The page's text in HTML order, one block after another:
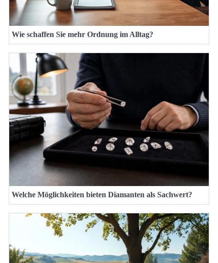
Wie schaffen Sie mehr Ordnung im Alltag?
Welche Möglichkeiten bieten Diamanten als Sachwert?